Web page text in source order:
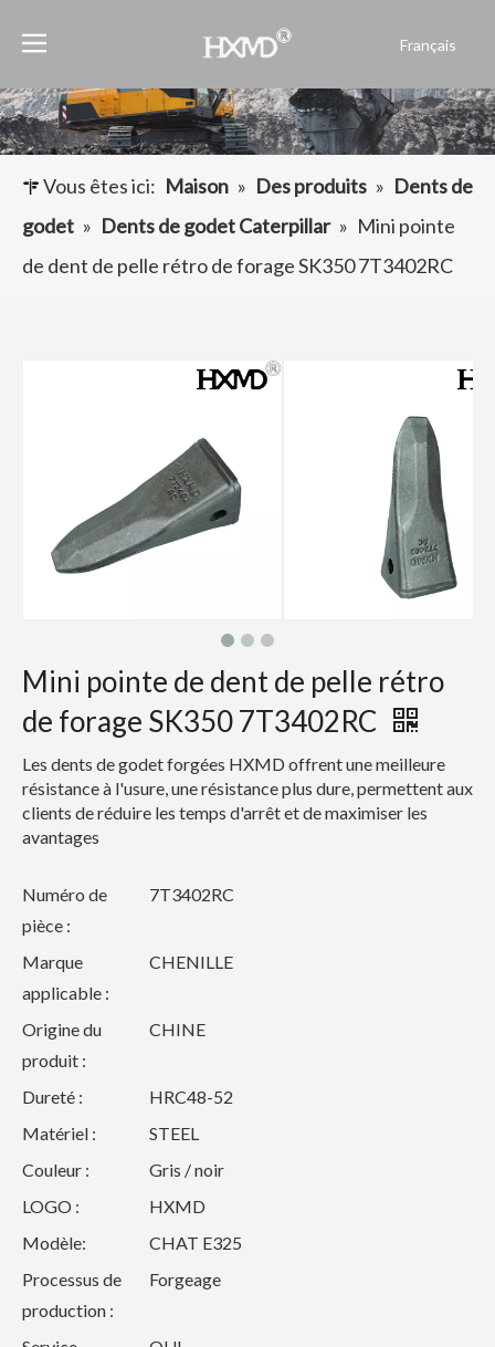
Français
العربية
Pусский
Español
Vous êtes ici: Maison » Des produits » Dents de
godet » Dents de godet Caterpillar » Mini pointe
de dent de pelle rétro de forage SK350 7T3402RC
Mini pointe de dent de pelle rétro
de forage SK350 7T3402RC
Les dents de godet forgées HXMD offrent une meilleure
résistance à l'usure, une résistance plus dure, permettent aux
clients de réduire les temps d'arrêt et de maximiser les
avantages
Numéro de
pièce :
7T3402RC
Marque
applicable :
CHENILLE
Origine du
produit :
CHINE
Dureté :
HRC48-52
Matériel :
STEEL
Couleur :
Gris / noir
LOGO :
HXMD
Modèle:
CHAT E325
Processus de
production :
Forgeage